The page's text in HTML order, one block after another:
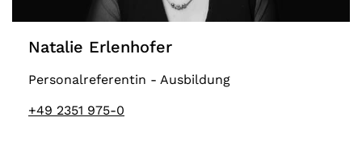
Natalie Erlenhofer
Personalreferentin - Ausbildung
+49 2351 975-0